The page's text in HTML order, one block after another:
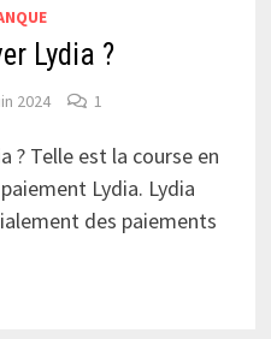
Lydia ?
2024 1
? Telle est la course en
Lydia. Lydia
des paiements